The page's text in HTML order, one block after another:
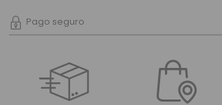
Pago seguro